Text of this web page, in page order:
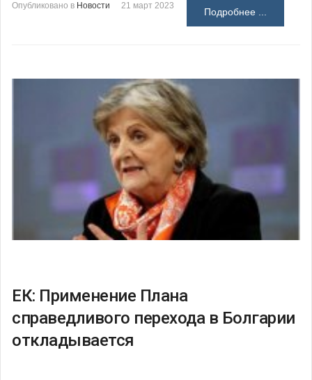
Опубликовано в Новости 21 март 2023
Подробнее ...
ЕК: Применение Плана
справедливого перехода в Болгарии
откладывается